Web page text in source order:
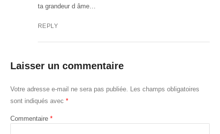
ta grandeur d âme…
REPLY
Laisser un commentaire
Votre adresse e-mail ne sera pas publiée.
Les champs obligatoires
sont indiqués avec *
Commentaire *